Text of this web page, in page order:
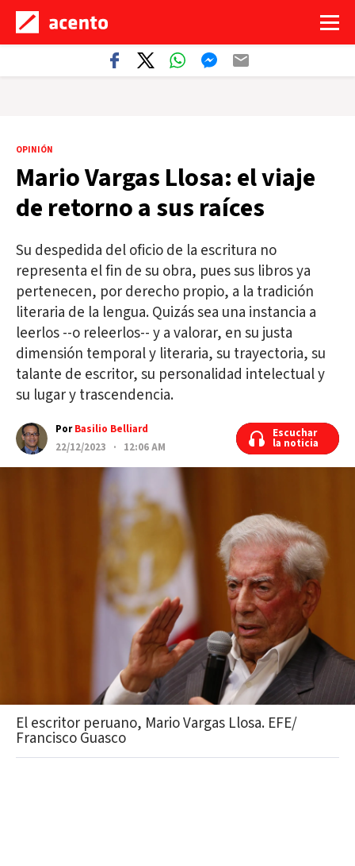
OPINIÓN
Mario Vargas Llosa: el viaje
de retorno a sus raíces
Su despedida del oficio de la escritura no
representa el fin de su obra, pues sus libros ya
pertenecen, por derecho propio, a la tradición
literaria de la lengua. Quizás sea una instancia a
leerlos --o releerlos-- y a valorar, en su justa
dimensión temporal y literaria, su trayectoria, su
talante de escritor, su personalidad intelectual y
su lugar y trascendencia.
PorBasilio Belliard
22/12/2023 · 12:06 AM
Escuchar
la noticia
Escuchar
la noticia
El escritor peruano, Mario Vargas Llosa. EFE/
Francisco Guasco